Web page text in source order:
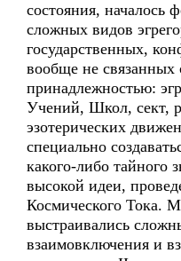
состояния, началось
сложных видов
государственных,
вообще не связанных
принадлежностью:
Учений, Школ, сект,
эзотерических
специально
какого-либо тайного
высокой идеи,
Космического Тока.
выстраивались
взаимовключения и